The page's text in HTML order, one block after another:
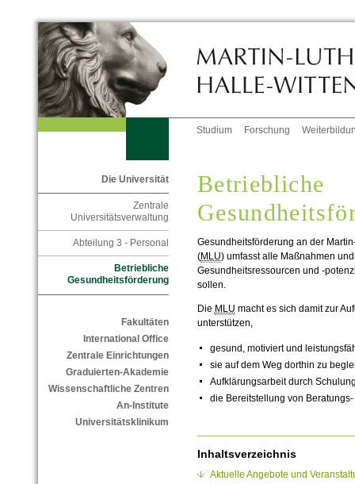
Studium Forschung
Die Universität
Zentrale
Universitätsverwaltung
Abteilung 3 - Personal
Betriebliche
Gesundheitsförderung
Fakultäten
International Office
Zentrale Einrichtungen
Graduierten-Akademie
Wissenschaftliche Zentren
An-Institute
Universitätsklinikum
Betriebliche
Gesundheitsförderung an der
(MLU) umfasst alle Maßnahmen
Gesundheitsressourcen und -
sollen.
Die MLU macht es sich damit zur
unterstützen,
gesund, motiviert und
sie auf dem Weg dorthin zu
Aufklärungsarbeit durch
die Bereitstellung von
Inhaltsverzeichnis
Aktuelle Angebote und